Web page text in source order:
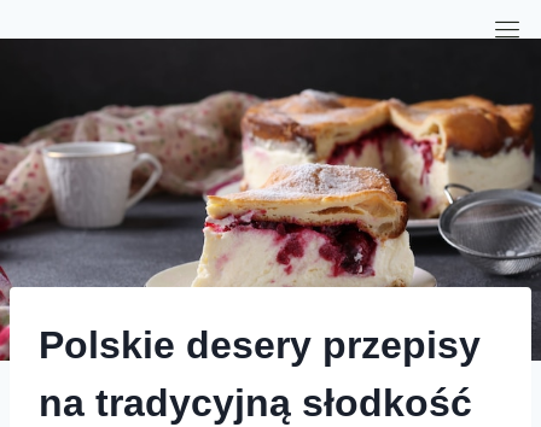
Polskie desery przepisy
na tradycyjną słodkość